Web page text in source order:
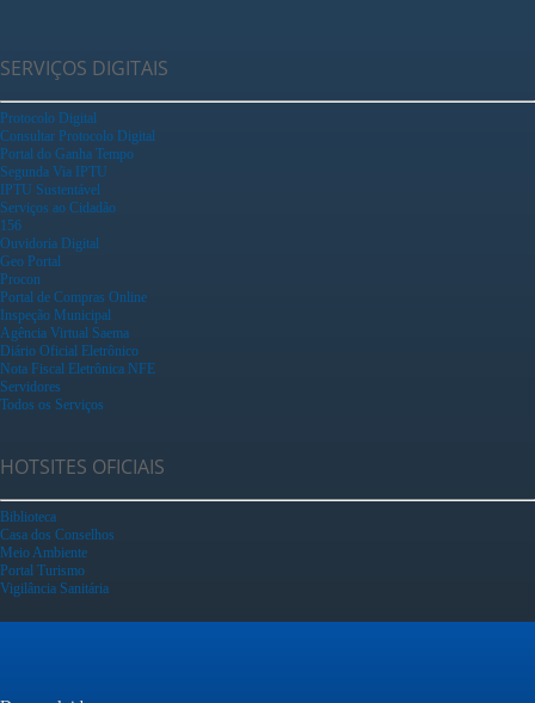
SERVIÇOS DIGITAIS
Protocolo Digital
Consultar Protocolo Digital
Portal do Ganha Tempo
Segunda Via IPTU
IPTU Sustentável
Serviços ao Cidadão
156
Ouvidoria Digital
Geo Portal
Procon
Portal de Compras Online
Inspeção Municipal
Agência Virtual Saema
Diário Oficial Eletrônico
Nota Fiscal Eletrônica NFE
Servidores
Todos os Serviços
HOTSITES OFICIAIS
Biblioteca
Casa dos Conselhos
Meio Ambiente
Portal Turismo
Vigilância Sanitária